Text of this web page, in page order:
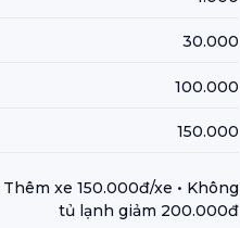
30.000
100.000
150.000
xe 150.000đ/xe • Không
tủ lạnh giảm 200.000đ